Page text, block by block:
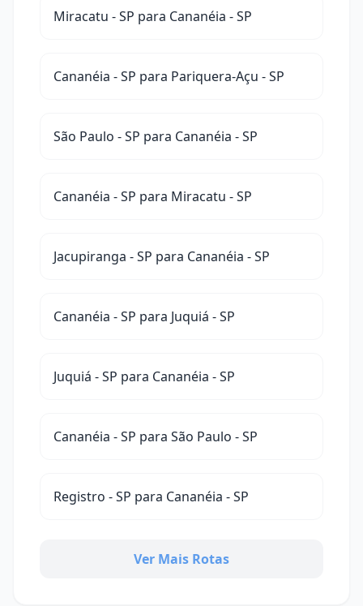
Miracatu - SP para Cananéia - SP
Cananéia - SP para Pariquera-Açu - SP
São Paulo - SP para Cananéia - SP
Cananéia - SP para Miracatu - SP
Jacupiranga - SP para Cananéia - SP
Cananéia - SP para Juquiá - SP
Juquiá - SP para Cananéia - SP
Cananéia - SP para São Paulo - SP
Registro - SP para Cananéia - SP
Ver Mais Rotas